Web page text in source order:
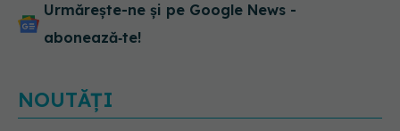
Urmărește-ne și pe Google News -
abonează‑te!
NOUTĂȚI